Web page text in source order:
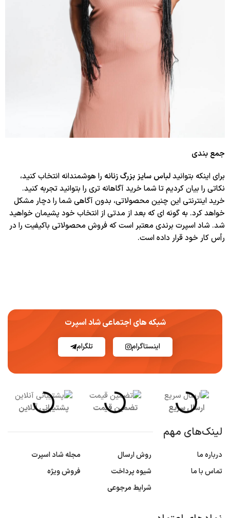
جمع بندی
برای اینکه بتوانیدلباس سایز بزرگ زنانه را هوشمندانه انتخاب کنید،
نکاتی را بیان کردیم تا شما خرید آگاهانه تری را بتوانید تجربه کنید.
خرید اینترنتی این چنین محصولاتی، بدون آگاهی شما را دچار مشکل
خواهد کرد. به گونه ای که بعد از مدتی از انتخاب خود پشیمان خواهید
شد. شاد اسپرت برندی معتبر است که فروش محصولاتی باکیفیت را در
رأس کار خود قرار داده است.
شبکه های اجتماعی شاد اسپرت
اینستاگرام تلگرام
ارسال سریع تضمین قیمت پشتیبانی آنلاین
لینک‌های مهم
درباره ما
تماس با ما
روش ارسال
شیوه پرداخت
شرایط مرجوعی
مجله شاد اسپرت
فروش ویژه